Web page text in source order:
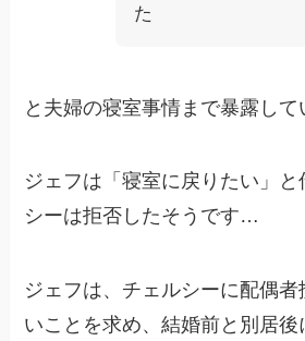
た
と夫婦の寝室事情まで暴露して
ジェフは「寝室に戻りたい」
シーは拒否したそうです…
ジェフは、チェルシーに配偶
いことを求め、結婚前と別居後